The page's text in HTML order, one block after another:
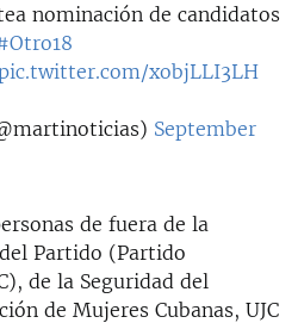
nominación de candidatos
xobjLLI3LH
September
de fuera de la
Partido (Partido
de la Seguridad del
de Mujeres Cubanas, UJC